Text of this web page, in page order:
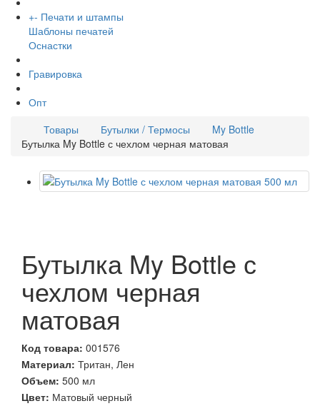
+- Печати и штампы
Шаблоны печатей
Оснастки
Гравировка
Опт
Товары
Бутылки / Термосы
My Bottle
Бутылка My Bottle с чехлом черная матовая
Бутылка My Bottle с
чехлом черная
матовая
Код товара: 001576
Материал: Тритан, Лен
Объем: 500 мл
Цвет: Матовый черный